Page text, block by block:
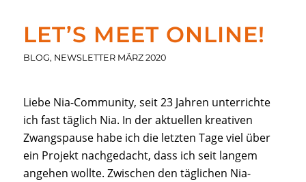
LET’S MEET ONLINE!
BLOG, NEWSLETTER MÄRZ 2020
Liebe Nia-Community, seit 23 Jahren unterrichte
ich fast täglich Nia. In der aktuellen kreativen
Zwangspause habe ich die letzten Tage viel über
ein Projekt nachgedacht, dass ich seit langem
angehen wollte. Zwischen den täglichen Nia-